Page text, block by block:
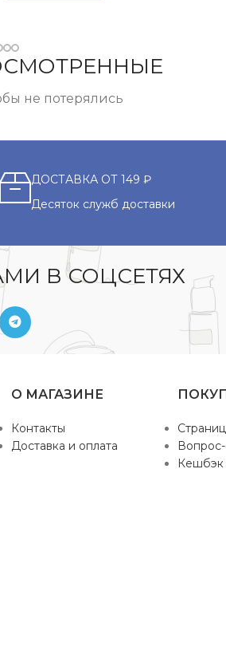
не потерялись
ДОСТАВКА ОТ 149 ₽
Десяток служб доставки
В СОЦСЕТЯХ
О МАГАЗИНЕ
Контакты
Доставка и оплата
Кешбэк